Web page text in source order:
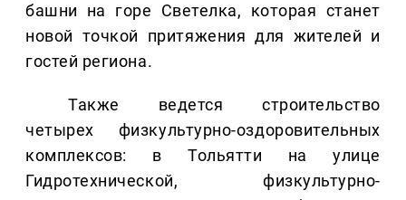
башни на горе Светелка, которая станет
новой точкой притяжения для жителей и
гостей региона.
Также ведется строительство
четырех физкультурно-оздоровительных
комплексов: в Тольятти на улице
Гидротехнической, физкультурно-